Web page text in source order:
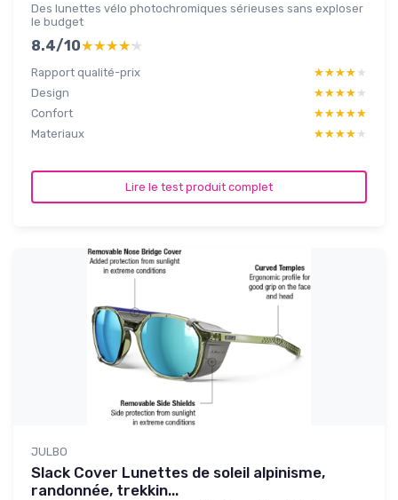
Des lunettes vélo photochromiques sérieuses sans exploser
le budget
8.4/10★★★★★
★★★★★
Rapport qualité-prix ★★★★★
★★★★★
Design
★★★★★
★★★★★
Confort
★★★★★
★★★★★
Materiaux
★★★★★
★★★★★
Lire le test produit complet
JULBO
Slack Cover Lunettes de soleil alpinisme,
randonnée, trekkin...